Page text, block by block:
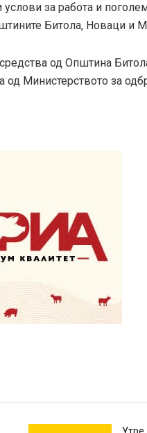
за работа и
Битола, Новаци и
од Општина
Министерството за